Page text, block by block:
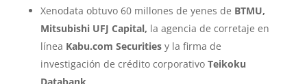
Xenodata obtuvo 60 millones de yenes de BTMU,
Mitsubishi UFJ Capital, la agencia de corretaje en
línea Kabu.com Securitiesy la firma de
investigación de crédito corporativo Teikoku